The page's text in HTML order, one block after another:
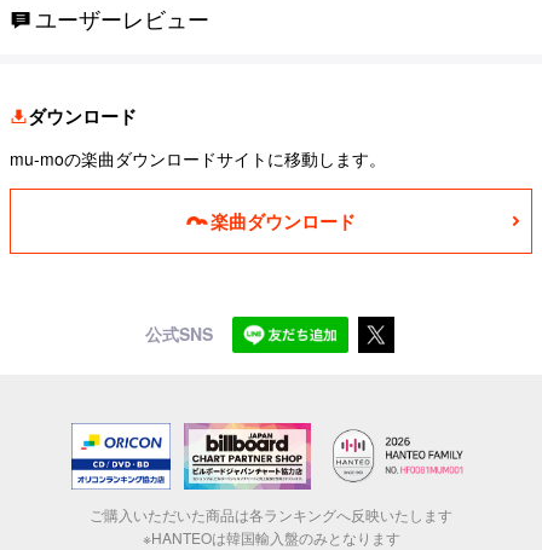
ユーザーレビュー
ダウンロード
mu-moの楽曲ダウンロードサイトに移動します。
楽曲ダウンロード
公式SNS
ご購入いただいた商品は各ランキングへ反映いたします
※HANTEOは韓国輸入盤のみとなります